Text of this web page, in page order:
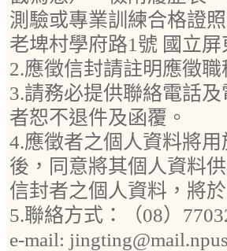
測驗或專業訓練合格證
老埤村學府路1號 國立
2.應徵信封請註明應徵職
3.請務必提供聯絡電話
者恕不退件及函覆。
4.應徵者之個人資料將
後，同意將其個人資料
信封者之個人資料，將
5.聯絡方式：（08）
e-mail: